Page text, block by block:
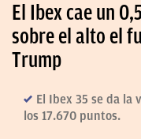
El Ibex cae un
sobre el alto el
Trump
El Ibex 35 se da la
los 17.670 puntos.